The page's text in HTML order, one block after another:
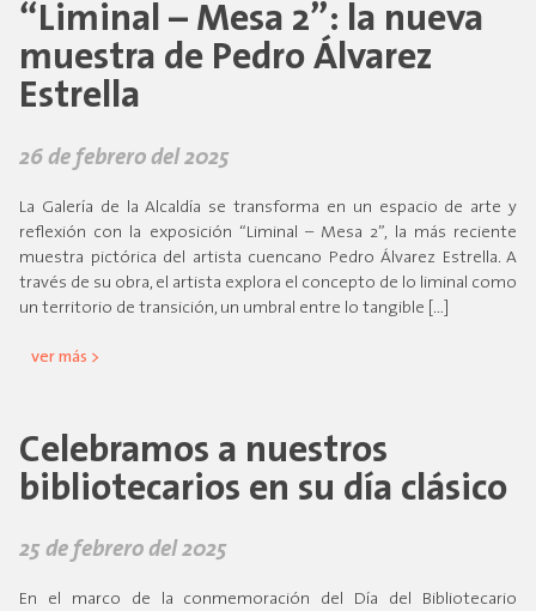
“Liminal – Mesa 2”: la nueva
muestra de Pedro Álvarez
Estrella
26 de febrero del 2025
La Galería de la Alcaldía se transforma en un espacio de arte y
reflexión con la exposición “Liminal – Mesa 2”, la más reciente
muestra pictórica del artista cuencano Pedro Álvarez Estrella. A
través de su obra, el artista explora el concepto de lo liminal como
un territorio de transición, un umbral entre lo tangible […]
ver más >
Celebramos a nuestros
bibliotecarios en su día clásico
25 de febrero del 2025
En el marco de la conmemoración del Día del Bibliotecario